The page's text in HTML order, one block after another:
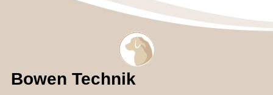
Bowen Technik